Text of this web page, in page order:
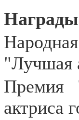
"Лучшая
Премия
актриса